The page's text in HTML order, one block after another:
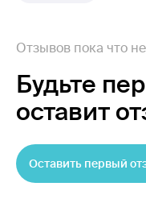
Отзывов пока что
Будьте
оставит
Оставить первый